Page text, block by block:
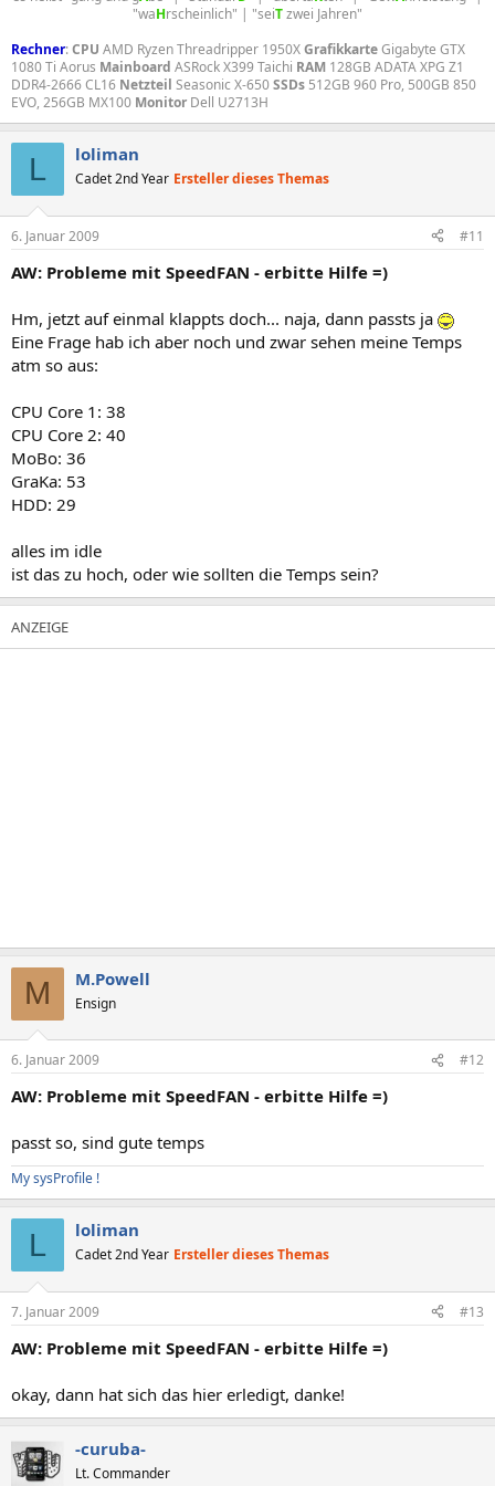
"waHrscheinlich" | "seiTzwei Jahren"​
Rechner:CPU AMD Ryzen Threadripper 1950XGrafikkarteGigabyte GTX
1080 Ti Aorus Mainboard ASRock X399 Taichi RAM 128GB ADATA XPG Z1
DDR4-2666 CL16 Netzteil Seasonic X-650SSDs 512GB 960 Pro, 500GB 850
EVO, 256GB MX100 Monitor Dell U2713H
L loliman
Cadet 2nd Year Ersteller dieses Themas
6. Januar 2009 #11
AW: Probleme mit SpeedFAN - erbitte Hilfe =)
Hm, jetzt auf einmal klappts doch... naja, dann passts ja
Eine Frage hab ich aber noch und zwar sehen meine Temps
atm so aus:
CPU Core 1: 38
CPU Core 2: 40
MoBo: 36
GraKa: 53
HDD: 29
alles im idle
ist das zu hoch, oder wie sollten die Temps sein?
M M.Powell
Ensign
6. Januar 2009 #12
AW: Probleme mit SpeedFAN - erbitte Hilfe =)
passt so, sind gute temps
My sysProfile !
L loliman
Cadet 2nd Year Ersteller dieses Themas
7. Januar 2009 #13
AW: Probleme mit SpeedFAN - erbitte Hilfe =)
okay, dann hat sich das hier erledigt, danke!
-curuba-
Lt. Commander